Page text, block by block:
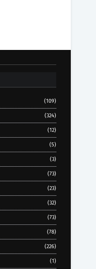
(109)
(324)
(12)
(5)
(3)
(73)
(23)
(32)
(73)
(78)
(226)
(1)